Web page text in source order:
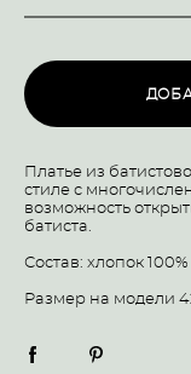
Платье из
стиле с
возможность
батиста.
Состав: хлопок 100%
Размер на модели